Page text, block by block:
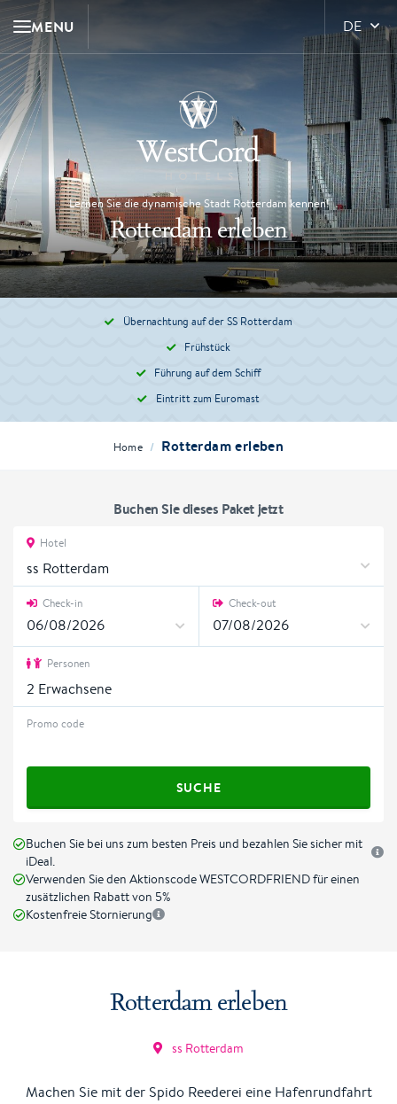
MENU DE
Lernen Sie die dynamische Stadt Rotterdam kennen!
Rotterdam erleben
Übernachtung auf der SS Rotterdam
Frühstück
Führung auf dem Schiff
Eintritt zum Euromast
Home / Rotterdam erleben
Buchen Sie dieses Paket jetzt
Hotel
ss Rotterdam
Check-in Check-out
Personen
2 Erwachsene
Promo code
SUCHE
Buchen Sie bei uns zum besten Preis und bezahlen Sie sicher mit
iDeal.
Verwenden Sie den Aktionscode WESTCORDFRIEND für einen
zusätzlichen Rabatt von 5%
Kostenfreie Stornierung
Rotterdam erleben
ss Rotterdam
Machen Sie mit der Spido Reederei eine Hafenrundfahrt